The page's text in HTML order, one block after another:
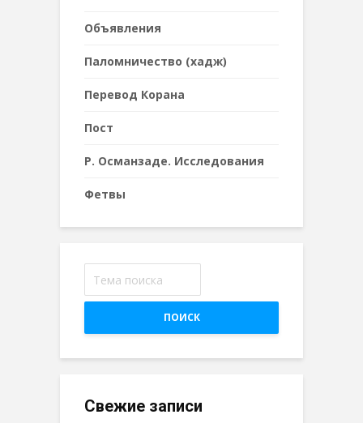
Объявления
Паломничество (хадж)
Перевод Корана
Пост
Р. Османзаде. Исследования
Фетвы
ПОИСК
Свежие записи